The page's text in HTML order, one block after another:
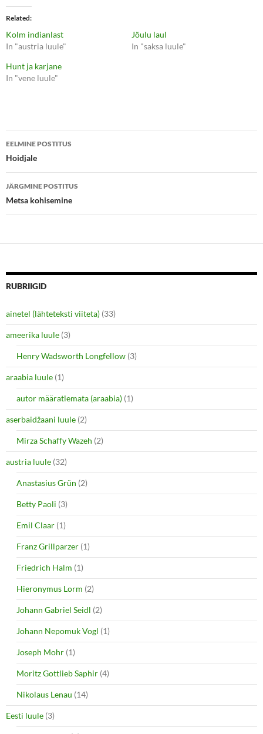
t
o
s
h
a
r
e
n
T
w
(
p
n
i
n
n
e
w
w
o
a
r
e
n
F
k
O
s
i
n
n
e
w
d
Related
Kolm indianlast
In "austria luule"
Jõulu laul
In "saksa luule"
Hunt ja karjane
In "vene luule"
Postituste
töölaud
EELMINE POSTITUS
Hoidjale
JÄRGMINE POSTITUS
Metsa kohisemine
RUBRIIGID
ainetel (lähteteksti viiteta) (33)
ameerika luule (3)
Henry Wadsworth Longfellow (3)
araabia luule (1)
autor määratlemata (araabia) (1)
aserbaidžaani luule (2)
Mirza Schaffy Wazeh (2)
austria luule (32)
Anastasius Grün (2)
Betty Paoli (3)
Emil Claar (1)
Franz Grillparzer (1)
Friedrich Halm (1)
Hieronymus Lorm (2)
Johann Gabriel Seidl (2)
Johann Nepomuk Vogl (1)
Joseph Mohr (1)
Moritz Gottlieb Saphir (4)
Nikolaus Lenau (14)
Eesti luule (3)